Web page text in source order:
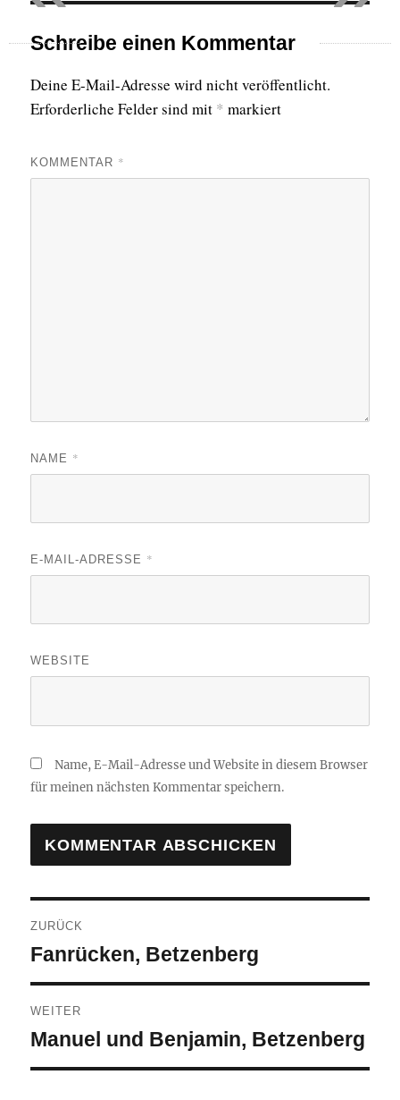
Schreibe einen Kommentar
Deine E-Mail-Adresse wird nicht veröffentlicht.
Erforderliche Felder sind mit * markiert
KOMMENTAR *
NAME *
E-MAIL-ADRESSE *
WEBSITE
Name, E-Mail-Adresse und Website in diesem Browser
für meinen nächsten Kommentar speichern.
ZURÜCK
Vorheriger
Beitrag:
Fanrücken, Betzenberg
WEITER
Nächster
Beitrag:
Manuel und Benjamin, Betzenberg